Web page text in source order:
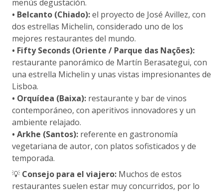
menús degustación.
• Belcanto (Chiado):el proyecto de José Avillez, con
dos estrellas Michelin, considerado uno de los
mejores restaurantes del mundo.
• Fifty Seconds (Oriente / Parque das Nações):
restaurante panorámico de Martín Berasategui, con
una estrella Michelin y unas vistas impresionantes de
Lisboa.
• Orquídea (Baixa): restaurante y bar de vinos
contemporáneo, con aperitivos innovadores y un
ambiente relajado.
• Arkhe (Santos): referente en gastronomía
vegetariana de autor, con platos sofisticados y de
temporada.
💡 Consejo para el viajero: Muchos de estos
restaurantes suelen estar muy concurridos, por lo